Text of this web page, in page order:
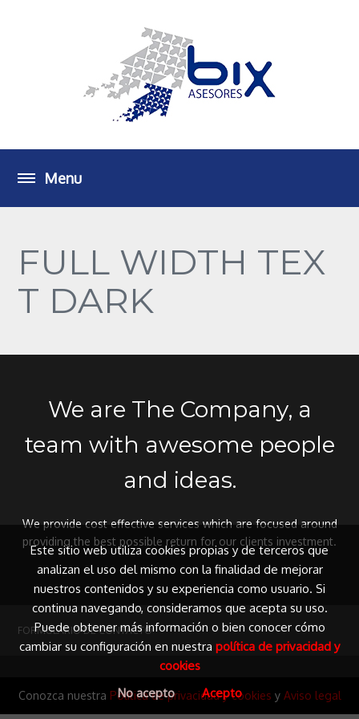
Este sitio web utiliza cookies propias y de terceros que
analizan el uso del mismo con la finalidad de mejorar
nuestros contenidos y su experiencia como usuario. Si
continua navegando, consideramos que acepta su uso.
Puede obtener más información o bien conocer cómo
cambiar su configuración en nuestra política de privacidad y
cookies
No acepto
Acepto
FULL WIDTH TEX
T DARK
We are The Company, a
team with awesome people
and ideas.
We provide cost effective services which are focused around
providing the best possible return for our clients investment.
FORMULARIO DE CONTACTO
Conozca nuestra Política de privacidad y cookies y Aviso legal